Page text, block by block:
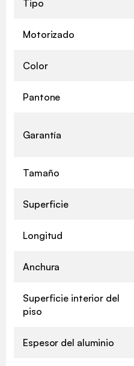
Tipo
Motorizado
Color
Pantone
Garantía
Tamaño
Superficie
Longitud
Anchura
Superficie interior del
piso
Espesor del aluminio